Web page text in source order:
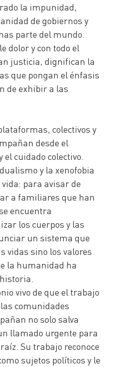
la impunidad,
de gobiernos y
parte del mundo.
dolor y con todo el
justicia, dignifican la
que pongan el énfasis
de exhibir a las
colectivos y
desde el
el cuidado colectivo.
y la xenofobia
para avisar de
a familiares que han
encuentra
los cuerpos y las
un sistema que
vidas sino los valores
la humanidad ha
vivo de que el trabajo
comunidades
no solo salva
llamado urgente para
Su trabajo reconoce
sujetos políticos y le